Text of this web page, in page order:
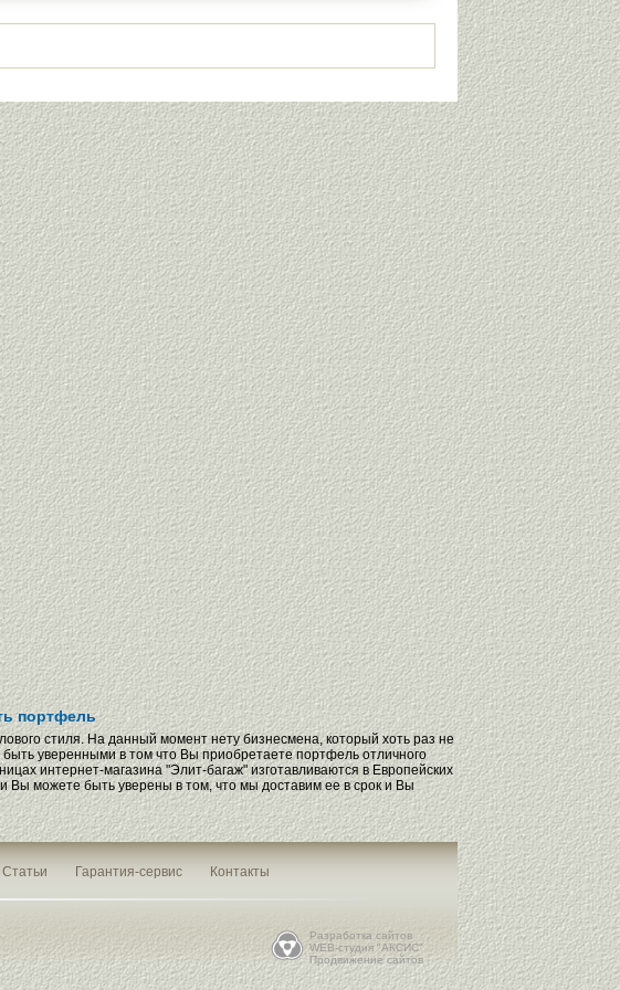
портфель
стиля. На данный момент нету бизнесмена, который хоть раз не
уверенными в том что Вы приобретаете портфель отличного
интернет-магазина "Элит-багаж" изготавливаются в Европейских
Вы можете быть уверены в том, что мы доставим ее в срок и Вы
Статьи Гарантия-сервис Контакты
Разработка сайтов
WEB-студия "АКСИС"
Продвижение сайтов